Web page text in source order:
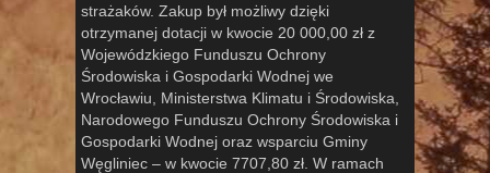
strażaków. Zakup był możliwy dzięki
otrzymanej dotacji w kwocie 20 000,00 zł z
Wojewódzkiego Funduszu Ochrony
Środowiska i Gospodarki Wodnej we
Wrocławiu, Ministerstwa Klimatu i Środowiska,
Narodowego Funduszu Ochrony Środowiska i
Gospodarki Wodnej oraz wsparciu Gminy
Węgliniec – w kwocie 7707,80 zł. W ramach